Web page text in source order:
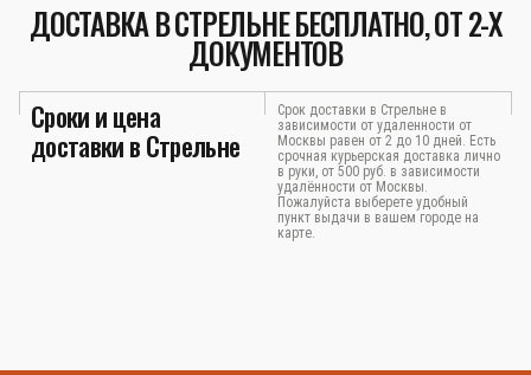
ДОСТАВКА В СТРЕЛЬНЕ БЕСПЛАТНО, ОТ 2-Х
ДОКУМЕНТОВ
Сроки и цена
доставки в Стрельне
Срок доставки в Стрельне в
зависимости от удаленности от
Москвы равен от 2 до 10 дней. Есть
срочная курьерская доставка лично
в руки, от 500 руб. в зависимости
удалённости от Москвы.
Пожалуйста выберете удобный
пункт выдачи в вашем городе на
карте.